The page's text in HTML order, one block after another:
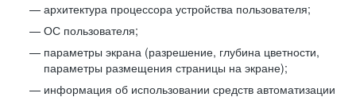
архитектура процессора устройства пользователя;
ОС пользователя;
параметры экрана (разрешение, глубина цветности,
параметры размещения страницы на экране);
информация об использовании средств автоматизации